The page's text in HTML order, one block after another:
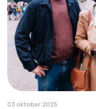
03 oktober 2025